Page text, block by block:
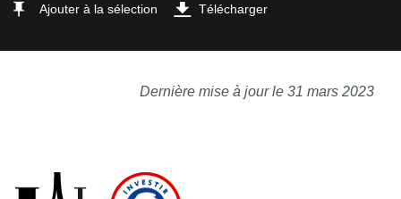
Ajouter à la sélection Télécharger
Dernière mise à jour le 31 mars 2023